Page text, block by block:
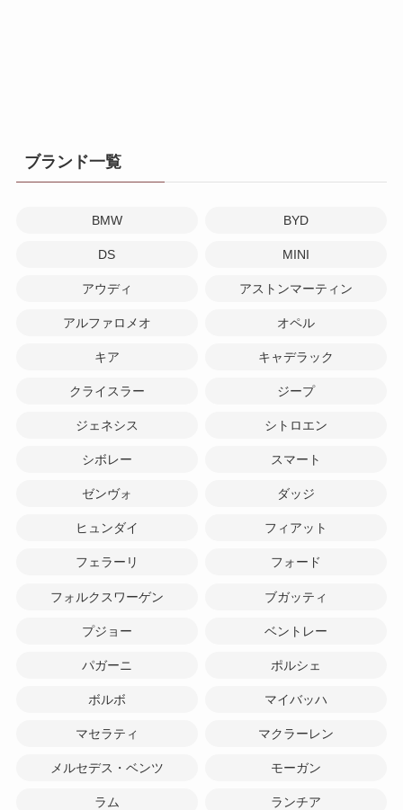
ブランド一覧
BMW BYD
DS MINI
アウディ アストンマーティン
アルファロメオ オペル
キア キャデラック
クライスラー ジープ
ジェネシス シトロエン
シボレー スマート
ゼンヴォ ダッジ
ヒュンダイ フィアット
フェラーリ フォード
フォルクスワーゲン ブガッティ
プジョー ベントレー
パガーニ ポルシェ
ボルボ マイバッハ
マセラティ マクラーレン
メルセデス・ベンツ モーガン
ラム ランチア